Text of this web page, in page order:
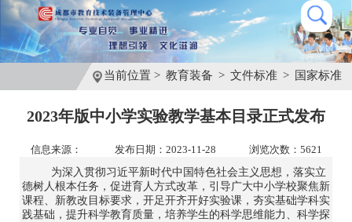
当前位置 > 教育装备 > 文件标准 > 国家标准
2023年版中小学实验教学基本目录正式发布
信息来源： 发布日期：2023-11-28
浏览次数：5621
为深入贯彻习近平新时代中国特色社会主义思想，落实立
德树人根本任务，促进育人方式改革，引导广大中小学校聚焦新
课程、新教改目标要求，开足开齐开好实验课，夯实基础学科实
践基础，提升科学教育质量，培养学生的科学思维能力、科学探